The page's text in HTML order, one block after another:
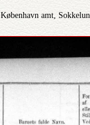
København amt,